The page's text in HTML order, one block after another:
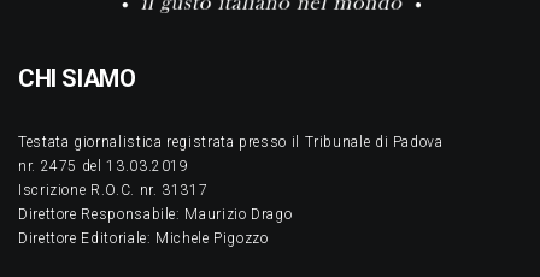
CHI SIAMO
Testata giornalistica registrata presso il Tribunale di Padova
nr. 2475 del 13.03.2019
Iscrizione R.O.C. nr. 31317
Direttore Responsabile: Maurizio Drago
Direttore Editoriale: Michele Pigozzo